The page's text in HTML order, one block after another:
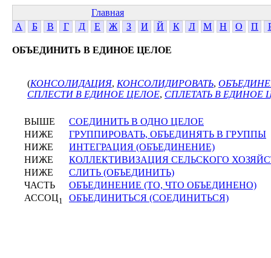
Главная
А
Б В Г Д Е Ж З И Й К Л М Н О П
ОБЪЕДИНИТЬ В ЕДИНОЕ ЦЕЛОЕ
(КОНСОЛИДАЦИЯ, КОНСОЛИДИРОВАТЬ,
СПЛЕСТИ В ЕДИНОЕ ЦЕЛОЕ, СПЛЕТАТЬ В ЕДИНОЕ
ВЫШЕ
СОЕДИНИТЬ В ОДНО ЦЕЛОЕ
НИЖЕ
ГРУППИРОВАТЬ, ОБЪЕДИНЯТЬ В ГРУППЫ
НИЖЕ
ИНТЕГРАЦИЯ (ОБЪЕДИНЕНИЕ)
НИЖЕ
КОЛЛЕКТИВИЗАЦИЯ СЕЛЬСКОГО
НИЖЕ
СЛИТЬ (ОБЪЕДИНИТЬ)
ЧАСТЬ
ОБЪЕДИНЕНИЕ (ТО, ЧТО ОБЪЕДИНЕНО)
АССОЦ1 ОБЪЕДИНИТЬСЯ (СОЕДИНИТЬСЯ)